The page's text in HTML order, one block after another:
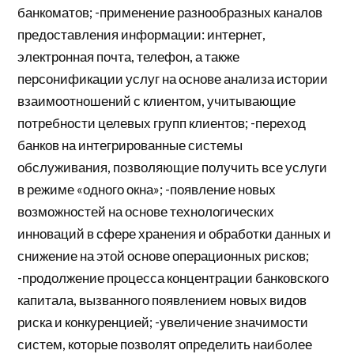
банкоматов; -применение разнообразных каналов
предоставления информации: интернет,
электронная почта, телефон, а также
персонификации услуг на основе анализа истории
взаимоотношений с клиентом, учитывающие
потребности целевых групп клиентов; -переход
банков на интегрированные системы
обслуживания, позволяющие получить все услуги
в режиме «одного окна»; -появление новых
возможностей на основе технологических
инноваций в сфере хранения и обработки данных и
снижение на этой основе операционных рисков;
-продолжение процесса концентрации банковского
капитала, вызванного появлением новых видов
риска и конкуренцией; -увеличение значимости
систем, которые позволят определить наиболее